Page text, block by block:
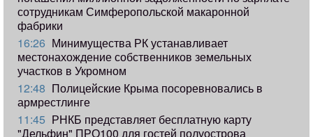
сотрудникам Симферопольской макаронной
фабрики
16:26 Минимущества РК устанавливает
местонахождение собственников земельных
участков в Укромном
12:48 Полицейские Крыма посоревновались в
армрестлинге
11:45 РНКБ представляет бесплатную карту
"Дельфин" ПРО100 для гостей полуострова